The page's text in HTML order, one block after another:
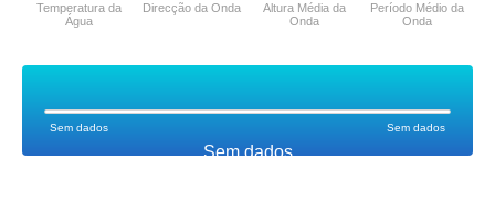
Sem dados
Sem dados Sem dados
Temperatura da
Água
Direcção da Onda
Altura Média da
Onda
Período Médio da
Onda